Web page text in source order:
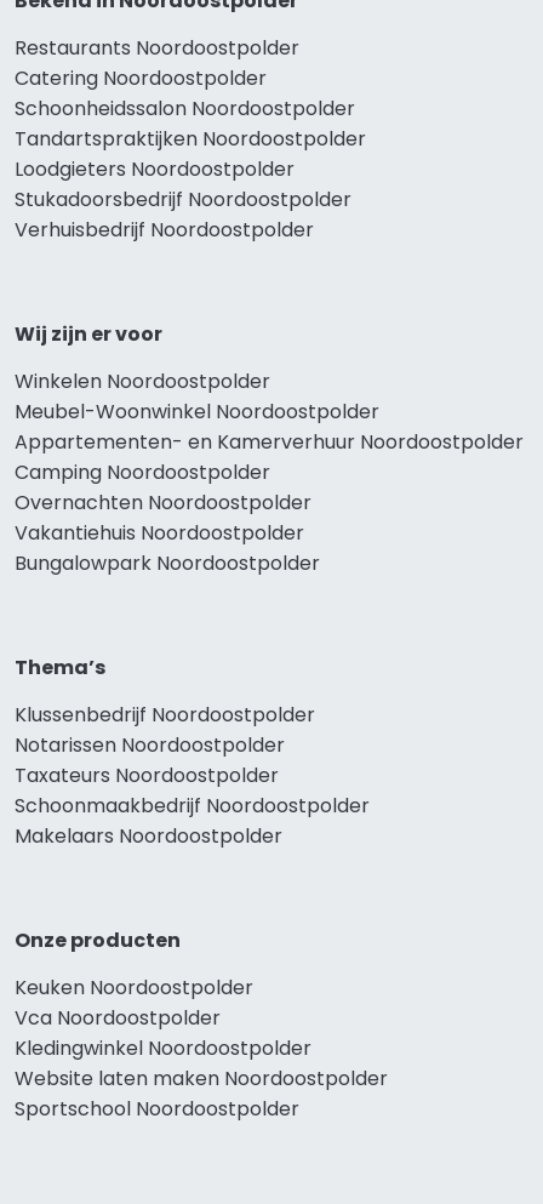
Restaurants Noordoostpolder
Catering Noordoostpolder
Schoonheidssalon Noordoostpolder
Tandartspraktijken Noordoostpolder
Loodgieters Noordoostpolder
Stukadoorsbedrijf Noordoostpolder
Verhuisbedrijf Noordoostpolder
Wij zijn er voor
Winkelen Noordoostpolder
Meubel-Woonwinkel Noordoostpolder
Appartementen- en Kamerverhuur Noordoostpolder
Camping Noordoostpolder
Overnachten Noordoostpolder
Vakantiehuis Noordoostpolder
Bungalowpark Noordoostpolder
Thema’s
Klussenbedrijf Noordoostpolder
Notarissen Noordoostpolder
Taxateurs Noordoostpolder
Schoonmaakbedrijf Noordoostpolder
Makelaars Noordoostpolder
Onze producten
Keuken Noordoostpolder
Vca Noordoostpolder
Kledingwinkel Noordoostpolder
Website laten maken Noordoostpolder
Sportschool Noordoostpolder